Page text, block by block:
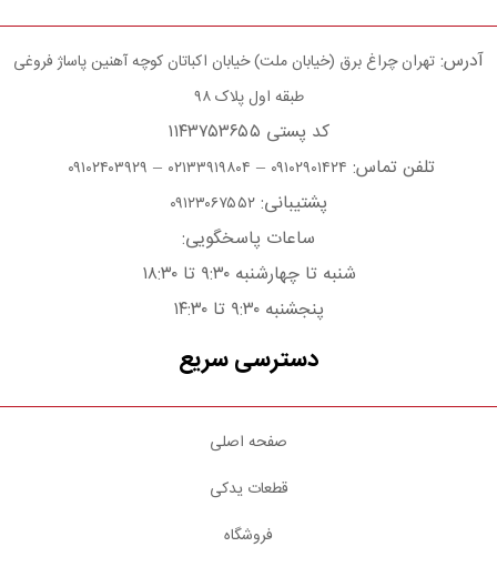
آدرس: تهران چراغ برق (خیابان ملت) خیابان اکباتان کوچه آهنین پاساژ فروغی
طبقه اول پلاک ۹۸
کد پستی ۱۱۴۳۷۵۳۶۵۵
تلفن تماس: ۰۹۱۰۲۹۰۱۴۲۴ – ۰۲۱۳۳۹۱۹۸۰۴ – ۰۹۱۰۲۴۰۳۹۲۹
پشتیبانی: ۰۹۱۲۳۰۶۷۵۵۲
ساعات پاسخگویی:
شنبه تا چهارشنبه ۹:۳۰ تا ۱۸:۳۰
پنجشنبه ۹:۳۰ تا ۱۴:۳۰
دسترسی سریع
صفحه اصلی
قطعات یدکی
فروشگاه